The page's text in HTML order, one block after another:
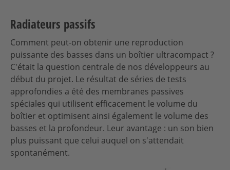
Radiateurs passifs
Comment peut-on obtenir une reproduction
puissante des basses dans un boîtier ultracompact ?
C'était la question centrale de nos développeurs au
début du projet. Le résultat de séries de tests
approfondies a été des membranes passives
spéciales qui utilisent efficacement le volume du
boîtier et optimisent ainsi également le volume des
basses et la profondeur. Leur avantage : un son bien
plus puissant que celui auquel on s'attendait
spontanément.